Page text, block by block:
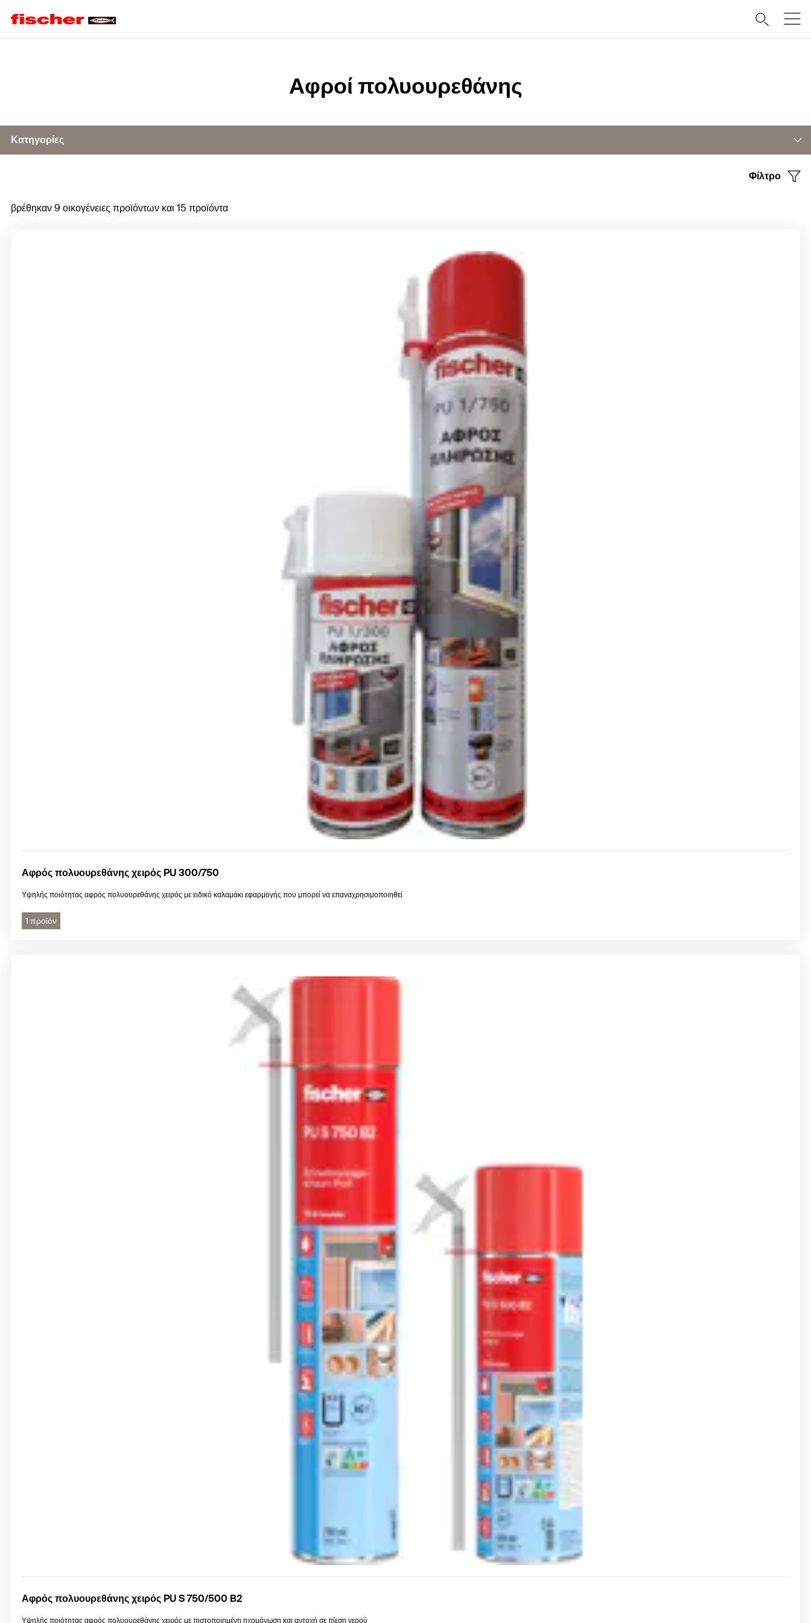
Αφροί πολυουρεθάνης
Κατηγορίες
Αφροί πολυουρεθάνης πιστολιού
Φίλτρο
βρέθηκαν 9 οικογένειες προϊόντων και 15 προϊόντα
Αφρός πολυουρεθάνης χειρός PU 300/750
Υψηλής ποιότητας αφρός πολυουρεθάνης χειρός με ειδικό καλαμάκι εφαρμογής που μπορεί να επαναχρησιμοποιηθεί
1 προϊόν
Αφρός πολυουρεθάνης χειρός PU S 750/500 B2
Υψηλής ποιότητας αφρός πολυουρεθάνης χειρός με πιστοποιημένη ηχομόνωση και αντοχή σε πίεση νερού